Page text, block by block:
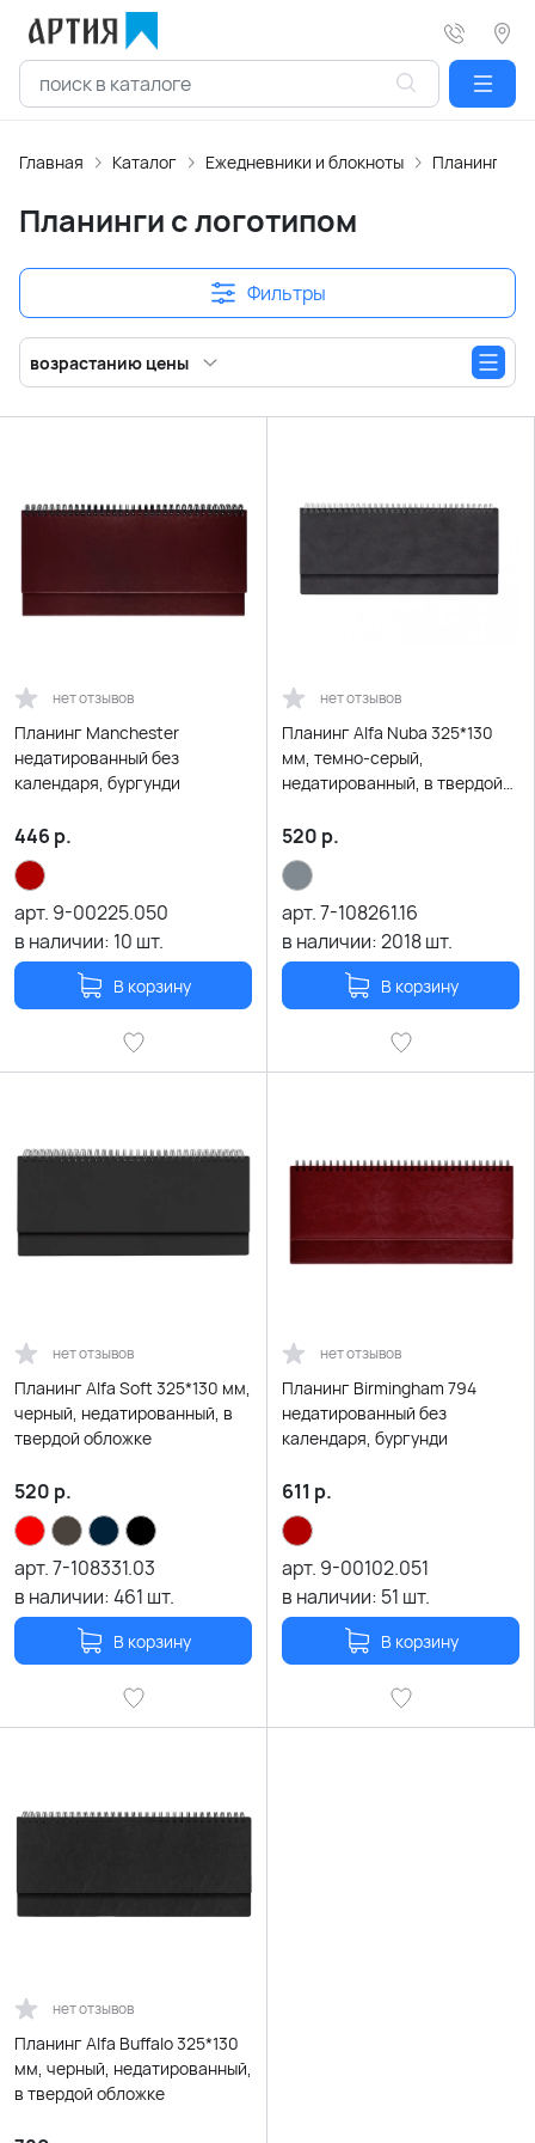
Главная Каталог Ежедневники и блокноты Планинги с
Планинги с логотипом
Фильтры
возрастанию цены
нет отзывов
Планинг Manchester
недатированный без
календаря, бургунди
446 р.
арт. 9-00225.050
в наличии: 10 шт.
В корзину
нет отзывов
Планинг Alfa Nuba 325*130
мм, темно-серый,
недатированный, в твердой
520 р.
арт.7-108261.16
в наличии:2018шт.
В корзину
нет отзывов
Планинг Alfa Soft 325*130 мм,
черный, недатированный, в
твердой обложке
520 р.
арт.7-108331.03
в наличии:461 шт.
В корзину
нет отзывов
Планинг Birmingham 794
недатированный без
календаря, бургунди
611 р.
арт. 9-00102.051
в наличии: 51 шт.
В корзину
нет отзывов
Планинг Alfa Buffalo 325*130
мм, черный, недатированный,
в твердой обложке